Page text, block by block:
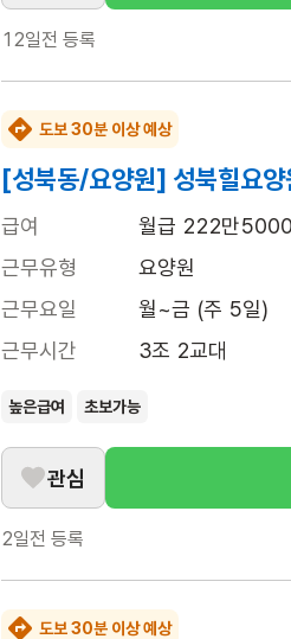
12일전 등록
도보 30분 이상 예상
[성북동/요양원] 성북힐요양
급여
월급 222만
근무유형
요양원
근무요일
월~금 (주 5일)
근무시간
3조 2교대
높은급여 초보가능
관심
2일전 등록
도보 30분 이상 예상